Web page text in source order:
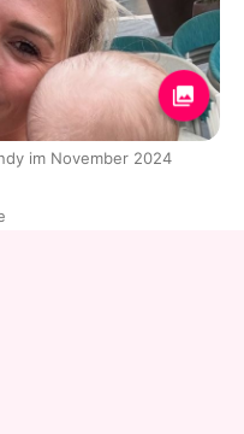
im November 2024